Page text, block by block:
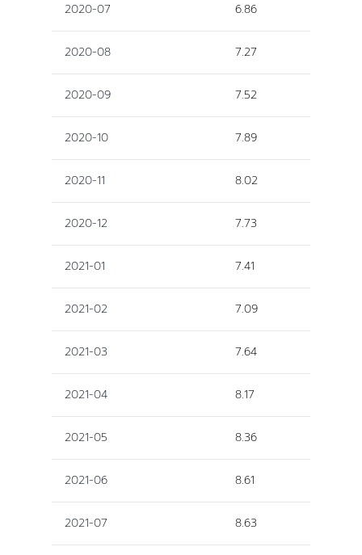
2020-07 6.86
2020-08 7.27
2020-09 7.52
2020-10 7.89
2020-11 8.02
2020-12 7.73
2021-01 7.41
2021-02 7.09
2021-03 7.64
2021-04 8.17
2021-05 8.36
2021-06 8.61
2021-07 8.63